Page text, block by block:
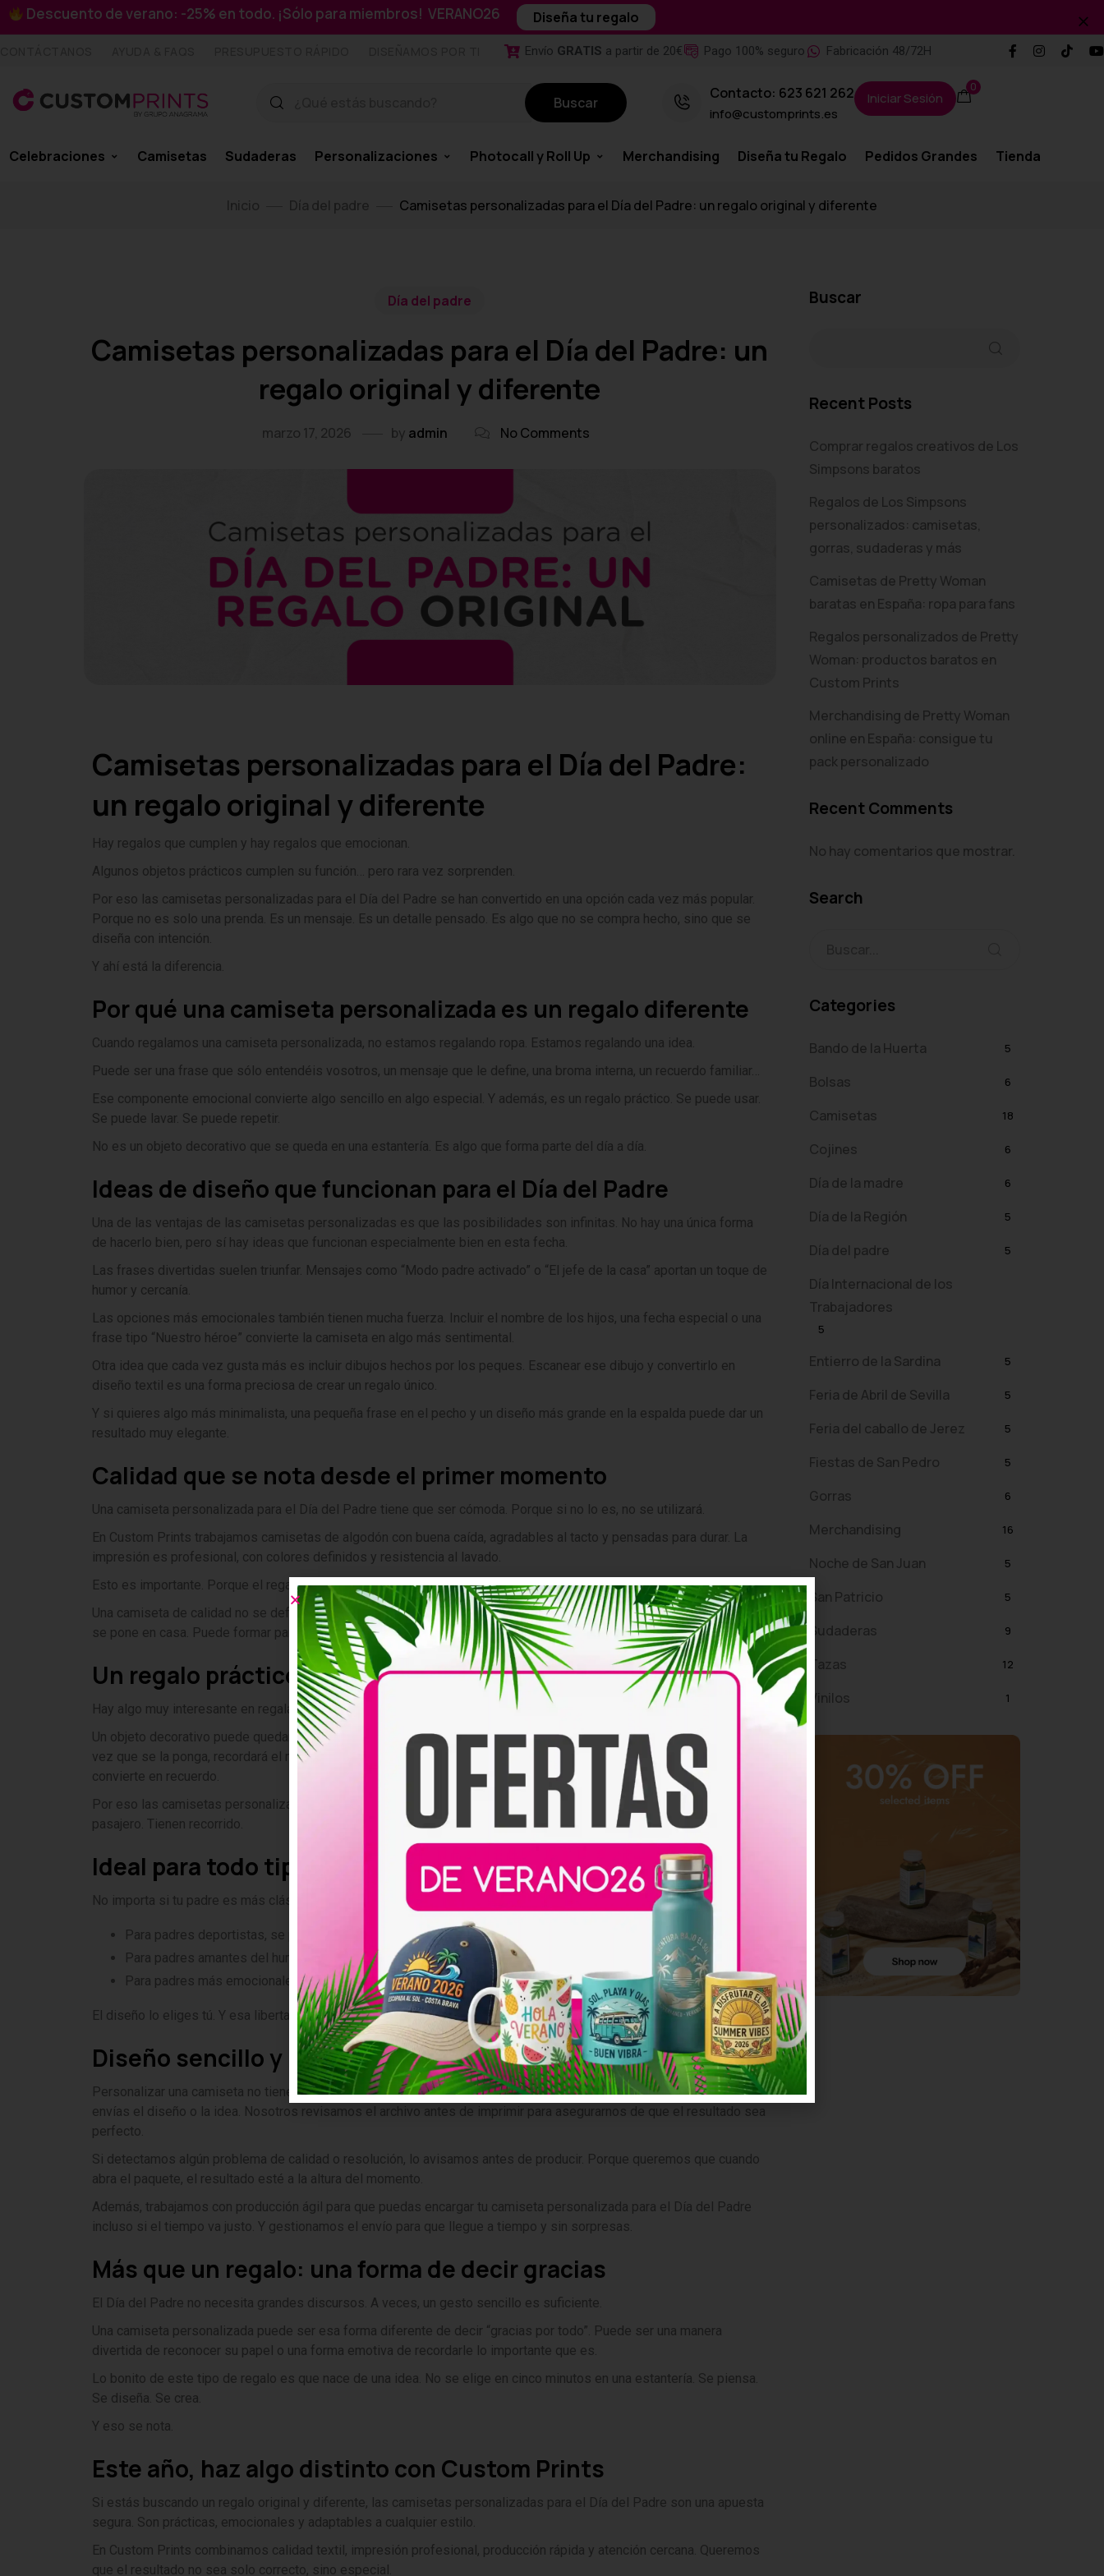
Descuento de verano: -25% en todo. ¡Sólo para miembros! VERANO26 Diseña tu regalo
Envío GRATIS a partir de 20€ Pago 100% seguro Fabricación 48/72H
Buscar
Contacto: 623 621 262
info@customprints.es
Iniciar Sesión
0
Celebraciones Camisetas Sudaderas Personalizaciones Photocall y Roll Up Merchandising Diseña tu Regalo Pedidos Grandes Tienda
Inicio Día del padre Camisetas personalizadas para el Día del Padre: un regalo original y diferente
Día del padre
Camisetas personalizadas para el Día del Padre: un
regalo original y diferente
marzo 17, 2026 by admin No Comments
Camisetas personalizadas para el Día del Padre:
un regalo original y diferente
Hay regalos que cumplen y hay regalos que emocionan.
Algunos objetos prácticos cumplen su función… pero rara vez sorprenden.
Por eso las camisetas personalizadas para el Día del Padre se han convertido en una opción cada vez más popular.
Porque no es solo una prenda. Es un mensaje. Es un detalle pensado. Es algo que no se compra hecho, sino que se
diseña con intención.
Y ahí está la diferencia.
Por qué una camiseta personalizada es un regalo diferente
Cuando regalamos una camiseta personalizada, no estamos regalando ropa. Estamos regalando una idea.
Puede ser una frase que sólo entendéis vosotros, un mensaje que le define, una broma interna, un recuerdo familiar…
Ese componente emocional convierte algo sencillo en algo especial. Y además, es un regalo práctico. Se puede usar.
Se puede lavar. Se puede repetir.
No es un objeto decorativo que se queda en una estantería. Es algo que forma parte del día a día.
Ideas de diseño que funcionan para el Día del Padre
Una de las ventajas de las camisetas personalizadas es que las posibilidades son infinitas. No hay una única forma
de hacerlo bien, pero sí hay ideas que funcionan especialmente bien en esta fecha.
Las frases divertidas suelen triunfar. Mensajes como “Modo padre activado” o “El jefe de la casa” aportan un toque de
humor y cercanía.
Las opciones más emocionales también tienen mucha fuerza. Incluir el nombre de los hijos, una fecha especial o una
frase tipo “Nuestro héroe” convierte la camiseta en algo más sentimental.
Otra idea que cada vez gusta más es incluir dibujos hechos por los peques. Escanear ese dibujo y convertirlo en
diseño textil es una forma preciosa de crear un regalo único.
Y si quieres algo más minimalista, una pequeña frase en el pecho y un diseño más grande en la espalda puede dar un
resultado muy elegante.
Calidad que se nota desde el primer momento
Una camiseta personalizada para el Día del Padre tiene que ser cómoda. Porque si no lo es, no se utilizará.
En Custom Prints trabajamos camisetas de algodón con buena caída, agradables al tacto y pensadas para durar. La
impresión es profesional, con colores definidos y resistencia al lavado.
Esto es importante. Porque el regalo no es solo para ser usado ese día. Es para que pueda usarlo durante todo el año.
Una camiseta de calidad no se deforma, no pierde intensidad en el diseño y no se convierte en una prenda que solo
se pone en casa. Puede formar parte de su ropa habitual.
Un regalo práctico que se reutiliza
Hay algo muy interesante en regalar camisetas personalizadas: se reutilizan.
Un objeto decorativo puede quedarse guardado. Pero una camiseta bien hecha se integra en el armario. Además, cada
vez que se la ponga, recordará el momento en que la recibió. Eso convierte la prenda en algo más que ropa. Se
convierte en recuerdo.
Por eso las camisetas personalizadas para el Día del Padre son una opción tan interesante. No son un detalle
pasajero. Tienen recorrido.
Ideal para todo tipo de padres
No importa si tu padre es más clásico o más informal. Las camisetas personalizadas se adaptan a cualquier estilo.
Para padres deportistas, se puede diseñar algo relacionado con su afición.
Para padres amantes del humor, una frase divertida siempre funciona.
Para padres más emocionales, un mensaje sencillo y directo puede ser lo más acertado.
El diseño lo eliges tú. Y esa libertad es lo que hace que el regalo sea realmente diferente.
Diseño sencillo y proceso sin complicaciones
Personalizar una camiseta no tiene por qué ser complicado. El proceso es claro: eliges modelo, talla, color y nos
envías el diseño o la idea. Nosotros revisamos el archivo antes de imprimir para asegurarnos de que el resultado sea
perfecto.
Si detectamos algún problema de calidad o resolución, lo avisamos antes de producir. Porque queremos que cuando
abra el paquete, el resultado esté a la altura del momento.
Además, trabajamos con producción ágil para que puedas encargar tu camiseta personalizada para el Día del Padre
incluso si el tiempo va justo. Y gestionamos el envío para que llegue a tiempo y sin sorpresas.
Más que un regalo: una forma de decir gracias
El Día del Padre no necesita grandes discursos. A veces, un gesto sencillo es suficiente.
Una camiseta personalizada puede ser esa forma diferente de decir “gracias por todo”. Puede ser una manera
divertida de reconocer su papel o una forma emotiva de recordarle lo importante que es.
Lo bonito de este tipo de regalo es que nace de una idea. No se elige en cinco minutos en una estantería. Se piensa.
Se diseña. Se crea.
Y eso se nota.
Este año, haz algo distinto con Custom Prints
Si estás buscando un regalo original y diferente, las camisetas personalizadas para el Día del Padre son una apuesta
segura. Son prácticas, emocionales y adaptables a cualquier estilo.
En Custom Prints combinamos calidad textil, impresión profesional, producción rápida y atención cercana. Queremos
que el resultado no sea solo correcto, sino especial.
Buscar
Recent Posts
Comprar regalos creativos de Los
Simpsons baratos
Regalos de Los Simpsons
personalizados: camisetas,
gorras, sudaderas y más
Camisetas de Pretty Woman
baratas en España: ropa para fans
Regalos personalizados de Pretty
Woman: productos baratos en
Custom Prints
Merchandising de Pretty Woman
online en España: consigue tu
pack personalizado
Recent Comments
No hay comentarios que mostrar.
Search
Categories
Bando de la Huerta 5
Bolsas 6
Camisetas 18
Cojines 6
Día de la madre 6
Día de la Región 5
Día del padre 5
Día Internacional de los
Trabajadores
5
Entierro de la Sardina 5
Feria de Abril de Sevilla 5
Feria del caballo de Jerez 5
Fiestas de San Pedro 5
Gorras 6
Merchandising 16
Noche de San Juan 5
San Patricio 5
Sudaderas 9
Tazas 12
Vinilos 1